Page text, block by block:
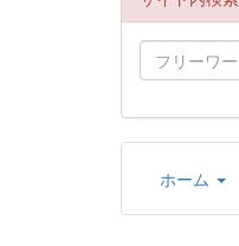
ホーム